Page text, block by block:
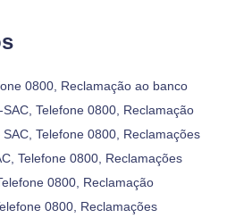
0800, Reclamação ao banco
Telefone 0800, Reclamação
Telefone 0800, Reclamações
Telefone 0800, Reclamações
0800, Reclamação
0800, Reclamações